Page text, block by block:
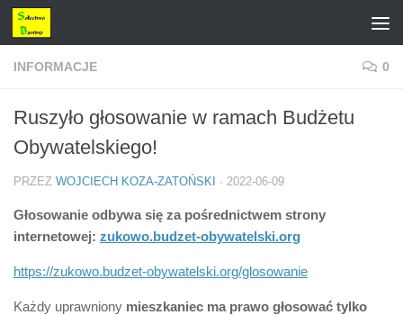
Przejdź do treści
INFORMACJE 0
Ruszyło głosowanie w ramach Budżetu
Obywatelskiego!
PRZEZ WOJCIECH KOZA-ZATOŃSKI · 2022-06-09
Głosowanie odbywa się za pośrednictwem strony
internetowej: zukowo.budzet-obywatelski.org
https://zukowo.budzet-obywatelski.org/glosowanie
Każdy uprawniony mieszkaniec ma prawo głosować tylko